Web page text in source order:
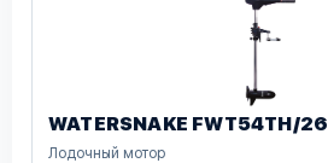
WATERSNAKE FWT54TH/26
Лодочный мотор